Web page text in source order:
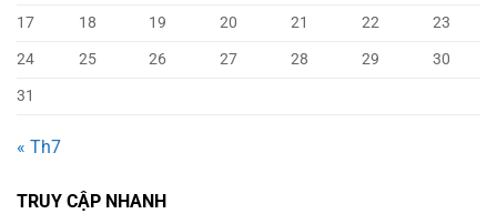
17
18 19 20 21 22
23
24
25 26 27 28 29
30
31
« Th7
TRUY CẬP NHANH